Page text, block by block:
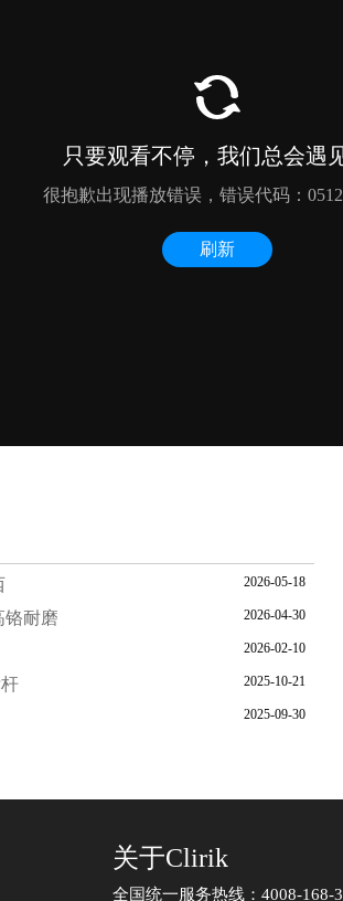
2026-05-18
铬耐磨 2026-04-30
2026-02-10
2025-10-21
2025-09-30
关于Clirik
全国统一服务热线：4008-168-